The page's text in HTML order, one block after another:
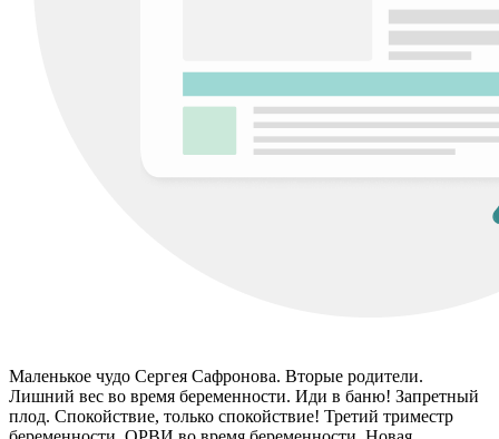
Маленькое чудо Сергея Сафронова. Вторые родители.
Лишний вес во время беременности. Иди в баню! Запретный
плод. Спокойствие, только спокойствие! Третий триместр